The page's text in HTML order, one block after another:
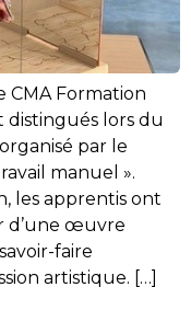
CMA Formation
distingués lors du
par le
manuel ».
les apprentis ont
d’une œuvre
faire
artistique. […]